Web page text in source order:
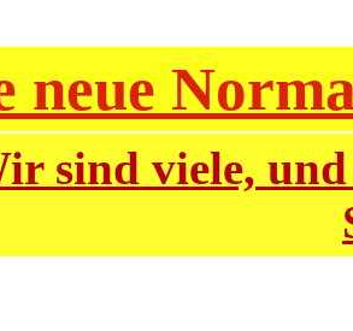
neue
sind viele,